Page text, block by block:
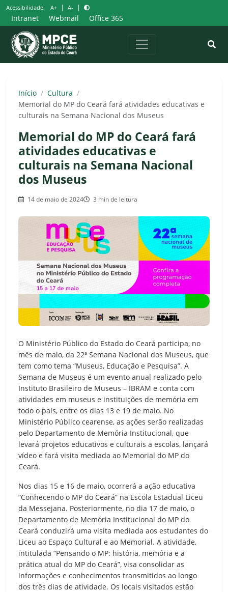
Pular
para
o
conteúdo
Acessibilidade: A+ | A- |
Intranet Webmail Office 365
Início / Cultura /
Memorial do MP do Ceará fará atividades educativas e
culturais na Semana Nacional dos Museus
Memorial do MP do Ceará fará
atividades educativas e
culturais na Semana Nacional
dos Museus
14 de maio de 2024 3 min de leitura
O Ministério Público do Estado do Ceará participa, no
mês de maio, da 22ª Semana Nacional dos Museus, que
tem como tema “Museus, Educação e Pesquisa”. A
Semana de Museus é um evento anual realizado pelo
Instituto Brasileiro de Museus – IBRAM e conta com
atividades em museus e instituições de memória em
todo o país, entre os dias 13 e 19 de maio. No
Ministério Público cearense, as ações serão realizadas
pelo Departamento de Memória Institucional, que
levará projetos educativos e culturais a escolas, lançará
vídeo e fará visita mediada ao Memorial do MP do
Ceará.
Nos dias 15 e 16 de maio, ocorrerá a ação educativa
“Conhecendo o MP do Ceará” na Escola Estadual Liceu
da Messejana. Posteriormente, no dia 17 de maio, o
Departamento de Memória Institucional do MP do
Ceará conduzirá uma visita mediada aos estudantes do
Liceu ao Espaço Cultural e ao Memorial. A atividade,
intitulada “Pensando o MP: história, memória e a
prática atual do MP do Ceará”, visa consolidar as
informações e conhecimentos transmitidos ao longo
dos três dias de atividade. Os locais visitados estão